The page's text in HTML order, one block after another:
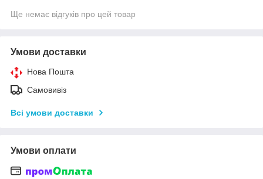
Ще немає відгуків про цей товар
Умови доставки
Нова Пошта
Самовивіз
Всі умови доставки
Умови оплати